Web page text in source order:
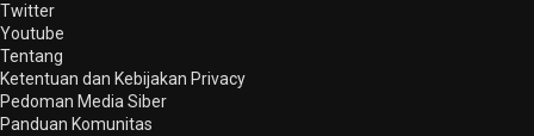
Twitter
Youtube
Tentang
Ketentuan dan Kebijakan Privacy
Pedoman Media Siber
Panduan Komunitas